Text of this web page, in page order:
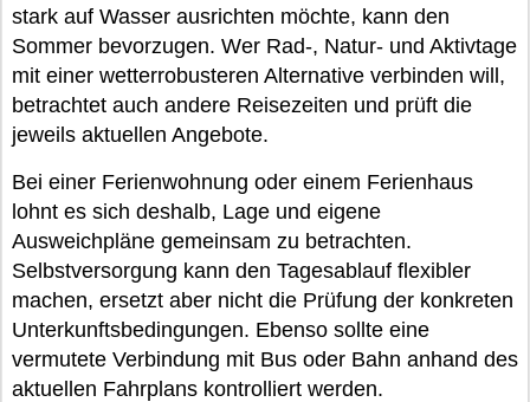
stark auf Wasser ausrichten möchte, kann den
Sommer bevorzugen. Wer Rad-, Natur- und Aktivtage
mit einer wetterrobusteren Alternative verbinden will,
betrachtet auch andere Reisezeiten und prüft die
jeweils aktuellen Angebote.
Bei einer Ferienwohnung oder einem Ferienhaus
lohnt es sich deshalb, Lage und eigene
Ausweichpläne gemeinsam zu betrachten.
Selbstversorgung kann den Tagesablauf flexibler
machen, ersetzt aber nicht die Prüfung der konkreten
Unterkunftsbedingungen. Ebenso sollte eine
vermutete Verbindung mit Bus oder Bahn anhand des
aktuellen Fahrplans kontrolliert werden.